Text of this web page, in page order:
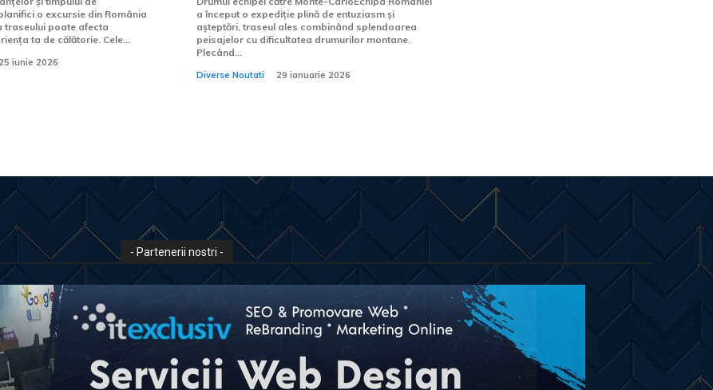
o excursie din România
traseului poate afecta
ta de călătorie. Cele...
25 iunie 2026
a început o expediție plină de entuziasm și
așteptări, traseul ales combinând splendoarea
peisajelor cu dificultatea drumurilor montane.
Plecând...
Diverse Noutati 29 ianuarie 2026
- Partenerii nostri -